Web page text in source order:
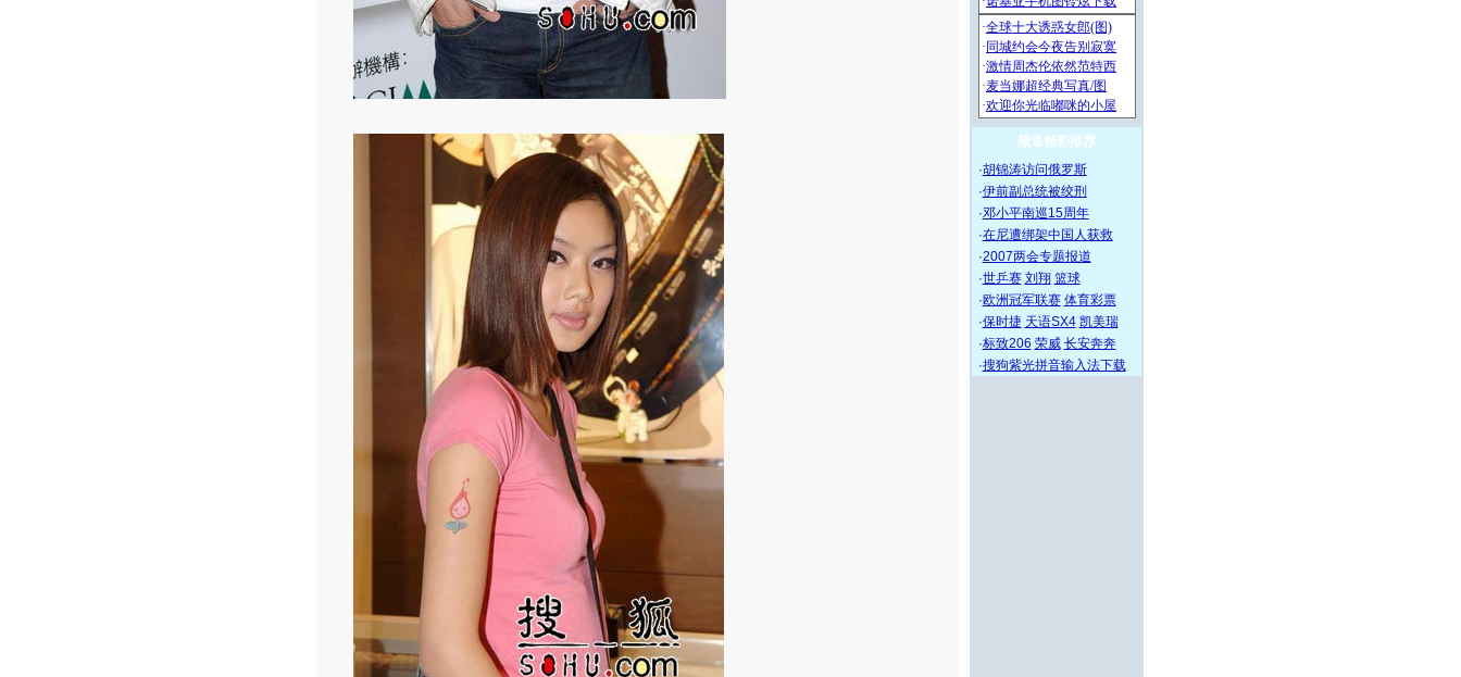
频道精彩推荐
·胡锦涛访问俄罗斯
·伊前副总统被绞刑
·邓小平南巡15周年
·在尼遭绑架中国人获救
·2007两会专题报道
·世乒赛 刘翔 篮球
·欧洲冠军联赛 体育彩票
·保时捷 天语SX4 凯美瑞
·标致206 荣威 长安奔奔
·搜狗紫光拼音输入法下载